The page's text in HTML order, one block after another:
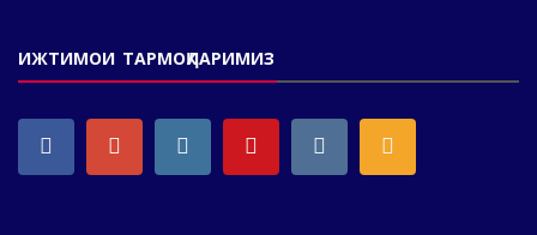
ИЖТИМОИ ТАРМОҚЛАРИМИЗ